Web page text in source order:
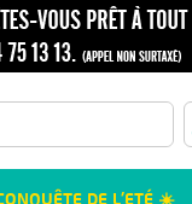
DE L'ETÉ ☀️